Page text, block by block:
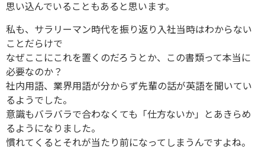
思い込んでいることもあると思います。
私も、サラリーマン時代を振り返り入社当時はわからない
ことだらけで
なぜここにこれを置くのだろうとか、この書類って本当に
必要なのか？
社内用語、業界用語が分からず先輩の話が英語を聞いてい
るようでした。
意識もバラバラで合わなくても「仕方ないか」とあきらめ
るようになりました。
慣れてくるとそれが当たり前になってしまうんですよね。